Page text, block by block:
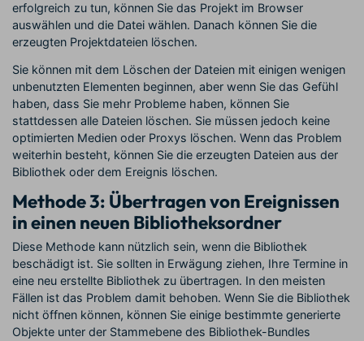
erfolgreich zu tun, können Sie das Projekt im Browser
auswählen und die Datei wählen. Danach können Sie die
erzeugten Projektdateien löschen.
Sie können mit dem Löschen der Dateien mit einigen wenigen
unbenutzten Elementen beginnen, aber wenn Sie das Gefühl
haben, dass Sie mehr Probleme haben, können Sie
stattdessen alle Dateien löschen. Sie müssen jedoch keine
optimierten Medien oder Proxys löschen. Wenn das Problem
weiterhin besteht, können Sie die erzeugten Dateien aus der
Bibliothek oder dem Ereignis löschen.
Methode 3: Übertragen von Ereignissen
in einen neuen Bibliotheksordner
Diese Methode kann nützlich sein, wenn die Bibliothek
beschädigt ist. Sie sollten in Erwägung ziehen, Ihre Termine in
eine neu erstellte Bibliothek zu übertragen. In den meisten
Fällen ist das Problem damit behoben. Wenn Sie die Bibliothek
nicht öffnen können, können Sie einige bestimmte generierte
Objekte unter der Stammebene des Bibliothek-Bundles